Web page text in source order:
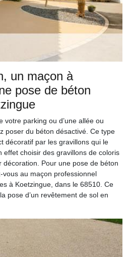
un maçon à
pose de béton
votre parking ou d’une allée ou
poser du béton désactivé. Ce type
décoratif par les gravillons qui le
effet choisir des gravillons de coloris
Pour une pose de béton
au maçon professionnel
à Koetzingue, dans le 68510. Ce
pose d’un revêtement de sol en